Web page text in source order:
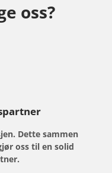
oss?
Dette sammen
oss til en solid